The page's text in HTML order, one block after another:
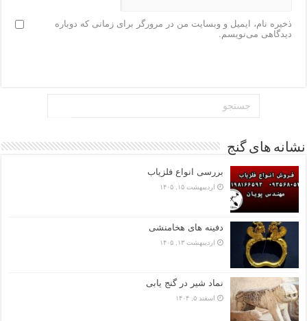
ذخیره نام، ایمیل و وبسایت من در مرورگر برای زمانی که دوباره
دیدگاهی می‌نویسم.
نشانه های گنج
بررسی انواع فلزیاب
اردیبهشت ۱۵, ۱۴۰۵
دفینه های هخامنشی
اردیبهشت ۱۳, ۱۴۰۵
نماد شیر در گنج یابی
اسفند ۵, ۱۴۰۴